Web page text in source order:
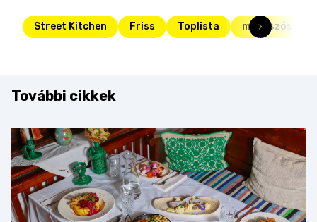
Street Kitchen Friss Toplista megúszós
További cikkek